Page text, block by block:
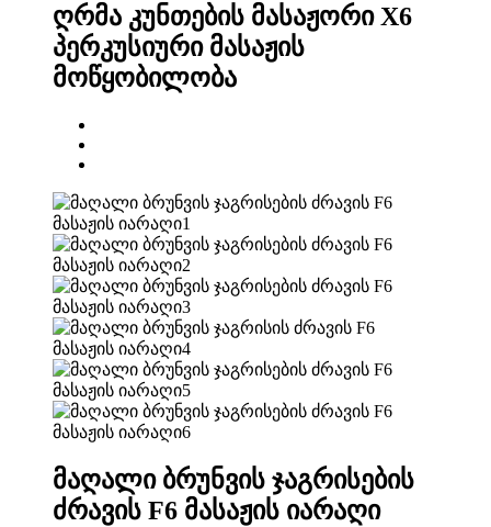
ღრმა კუნთების მასაჟორი X6
პერკუსიური მასაჟის
მოწყობილობა
მაღალი ბრუნვის ჯაგრისების
ძრავის F6 მასაჟის იარაღი